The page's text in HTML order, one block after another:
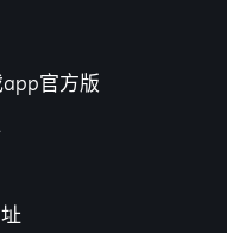
官方版